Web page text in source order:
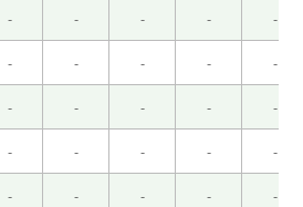
魁是冤枉的，却没有出面作
人际关系设定啊。( 男性 )
就天天可以吃纳豆啦😆今天
哈哈哈哈。
- - - - -
- - - - -
- - - - -
- - - - -
- - - - -